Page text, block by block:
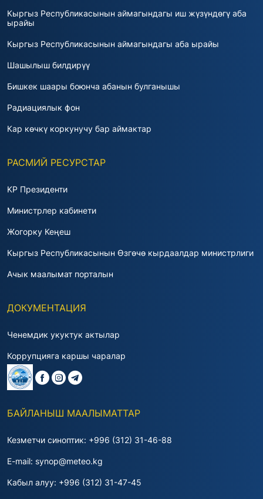
Кыргыз Республикасынын аймагындагы иш жүзүндөгү аба
ырайы
Кыргыз Республикасынын аймагындагы аба ырайы
Шашылыш билдирүү
Бишкек шаары боюнча абанын булганышы
Радиациялык фон
Кар көчкү коркунучу бар аймактар
РАСМИЙ РЕСУРСТАР
KP Президенти
Министрлер кабинети
Жогорку Кеңеш
Кыргыз Республикасынын Өзгөчө кырдаалдар министрлиги
Ачык маалымат порталын
ДОКУМЕНТАЦИЯ
Ченемдик укуктук актылар
Коррупцияга каршы чаралар
БАЙЛАНЫШ МААЛЫМАТТАР
Кезметчи синоптик: +996 (312) 31-46-88
E-mail: synop@meteo.kg
Кабыл алуу: +996 (312) 31-47-45